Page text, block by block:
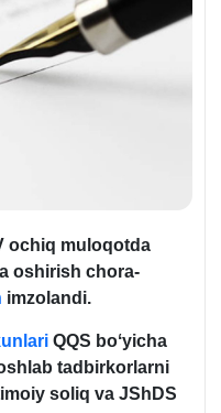
ochiq muloqotda
oshirish chora-
imzolandi.
QQS boʻyicha
tadbirkorlarni
soliq va JShDS